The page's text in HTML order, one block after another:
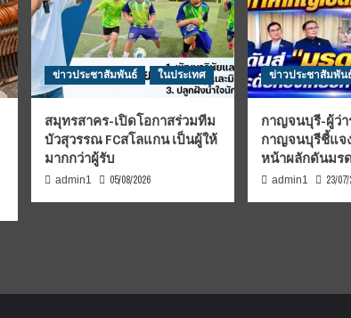
ข่าวประชาสัมพันธ์ ในประเทศ
สมุทรสาคร-เปิดโอกาสร่วมทีม
บัวสุวรรณ FCสโลแกน เป็นผู้ให้
มากกว่าผู้รับ
admin1 05/08/2026
ข่าวประชาสัมพัน
กาญจนบุรี-ผู้ว่า
กาญจนบุรีชี้แจ
หน้าผลักดันมร
admin1 23/